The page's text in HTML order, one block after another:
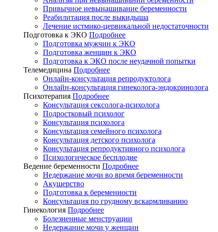
Привычное невынашивание беременности
Реабилитация после выкидыша
Лечение истмико-цервикальной недостаточности
Подготовка к ЭКО Подробнее
Подготовка мужчин к ЭКО
Подготовка женщин к ЭКО
Подготовка к ЭКО после неудачной попытки
Телемедицина Подробнее
Онлайн-консультация репродуктолога
Онлайн-консультация гинеколога-эндокринолога
Психотерапия Подробнее
Консультация сексолога-психолога
Подростковый психолог
Консультация психолога
Консультация семейного психолога
Консультация детского психолога
Консультация репродуктивного психолога
Психологическое бесплодие
Ведение беременности Подробнее
Недержание мочи во время беременности
Акушерство
Подготовка к беременности
Консультация по грудному вскармливанию
Гинекология Подробнее
Болезненные менструации
Недержание мочи у женщин